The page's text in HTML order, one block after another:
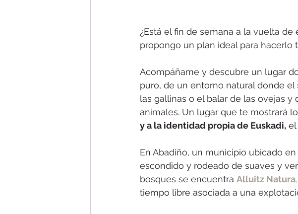
¿Está el fin de semana a la vuelta
propongo un plan ideal para hacerlo
Acompáñame y descubre un lugar
puro, de un entorno natural donde
las gallinas o el balar de las ovejas
animales. Un lugar que te mostrará
y a la identidad propia de Euskadi, el
En Abadiño, un municipio ubicado
escondido y rodeado de suaves y
bosques se encuentra Alluitz Natura,
tiempo libre asociada a una